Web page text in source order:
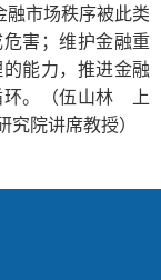
融市场秩序被此类
害；维护金融重
能力，推进金融
环。（伍山林 上
院讲席教授）